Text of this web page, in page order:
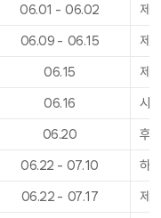
06.01 - 06.02
제9
06.09 - 06.15
제1
06.15
제1
06.16
사
06.20
후
06.22 - 07.10
하
06.22 - 07.17 제2